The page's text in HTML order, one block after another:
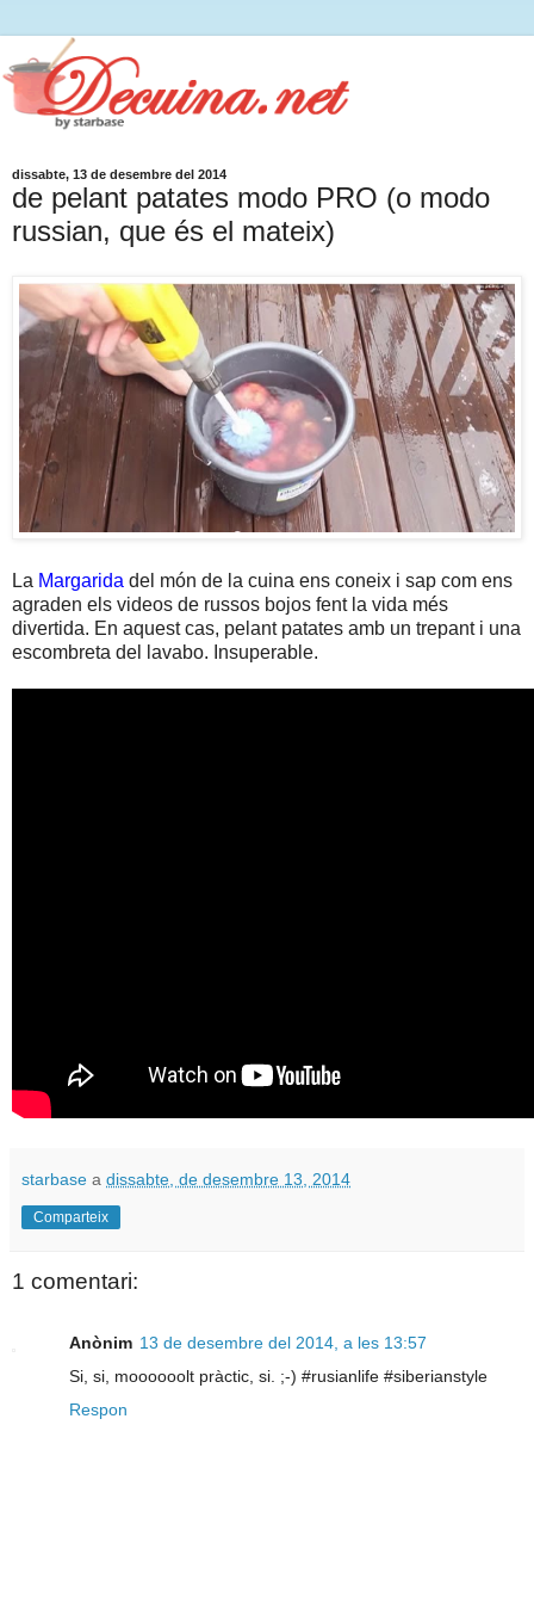
dissabte, 13 de desembre del 2014
de pelant patates modo PRO (o modo
russian, que és el mateix)
La Margarida del món de la cuina ens coneix i sap com ens
agraden els videos de russos bojos fent la vida més
divertida. En aquest cas, pelant patates amb un trepant i una
escombreta del lavabo. Insuperable.
starbase a dissabte, de desembre 13, 2014
Comparteix
1 comentari:
Anònim 13 de desembre del 2014, a les 13:57
Si, si, moooooolt pràctic, si. ;-) #rusianlife #siberianstyle
Respon